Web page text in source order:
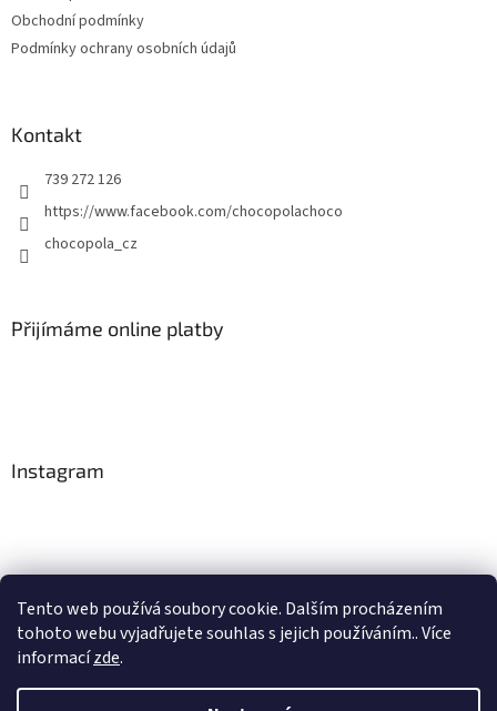
Tento web používá soubory cookie. Dalším procházením
tohoto webu vyjadřujete souhlas s jejich používáním.. Více
informacízde.
Obchodní podmínky
Podmínky ochrany osobních údajů
Kontakt
739 272 126
https://www.facebook.com/chocopolachoco
chocopola_cz
Přijímáme online platby
Instagram
Sledovat na Instagramu